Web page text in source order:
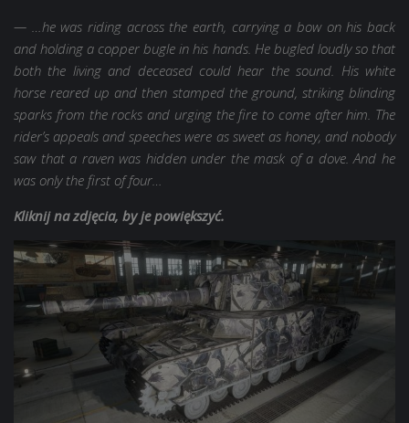
— …he was riding across the earth, carrying a bow on his back
and holding a copper bugle in his hands. He bugled loudly so that
both the living and deceased could hear the sound. His white
horse reared up and then stamped the ground, striking blinding
sparks from the rocks and urging the fire to come after him. The
rider’s appeals and speeches were as sweet as honey, and nobody
saw that a raven was hidden under the mask of a dove. And he
was only the first of four…
Kliknij na zdjęcia, by je powiększyć.